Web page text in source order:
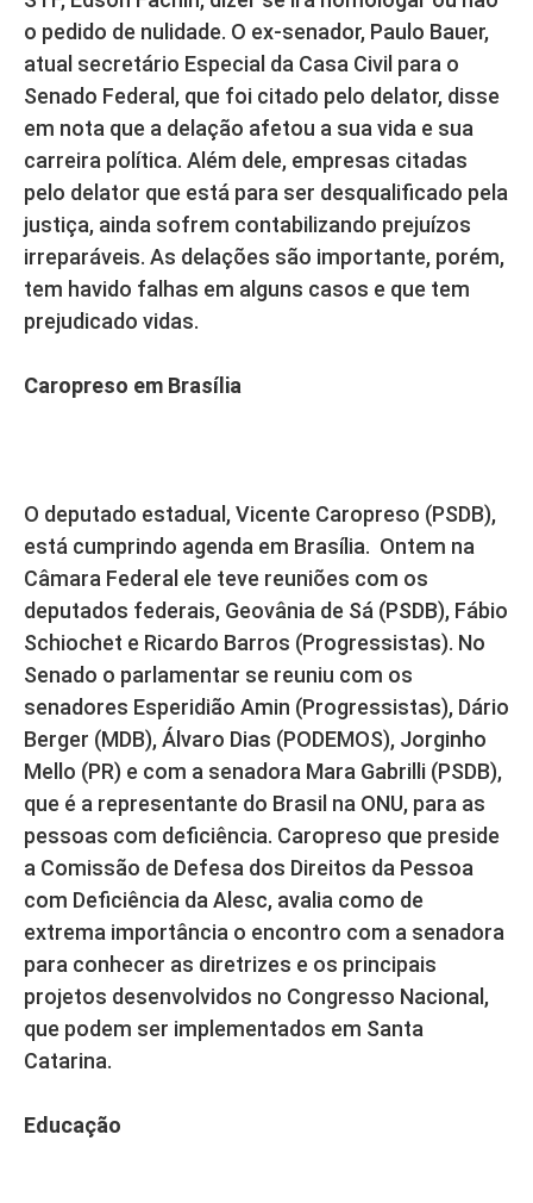
o pedido de nulidade. O ex-senador, Paulo Bauer,
atual secretário Especial da Casa Civil para o
Senado Federal, que foi citado pelo delator, disse
em nota que a delação afetou a sua vida e sua
carreira política. Além dele, empresas citadas
pelo delator que está para ser desqualificado pela
justiça, ainda sofrem contabilizando prejuízos
irreparáveis. As delações são importante, porém,
tem havido falhas em alguns casos e que tem
prejudicado vidas.
Caropreso em Brasília
O deputado estadual, Vicente Caropreso (PSDB),
está cumprindo agenda em Brasília. Ontem na
Câmara Federal ele teve reuniões com os
deputados federais, Geovânia de Sá (PSDB), Fábio
Schiochet e Ricardo Barros (Progressistas). No
Senado o parlamentar se reuniu com os
senadores Esperidião Amin (Progressistas), Dário
Berger (MDB), Álvaro Dias (PODEMOS), Jorginho
Mello (PR) e com a senadora Mara Gabrilli (PSDB),
que é a representante do Brasil na ONU, para as
pessoas com deficiência. Caropreso que preside
a Comissão de Defesa dos Direitos da Pessoa
com Deficiência da Alesc, avalia como de
extrema importância o encontro com a senadora
para conhecer as diretrizes e os principais
projetos desenvolvidos no Congresso Nacional,
que podem ser implementados em Santa
Catarina.
Educação